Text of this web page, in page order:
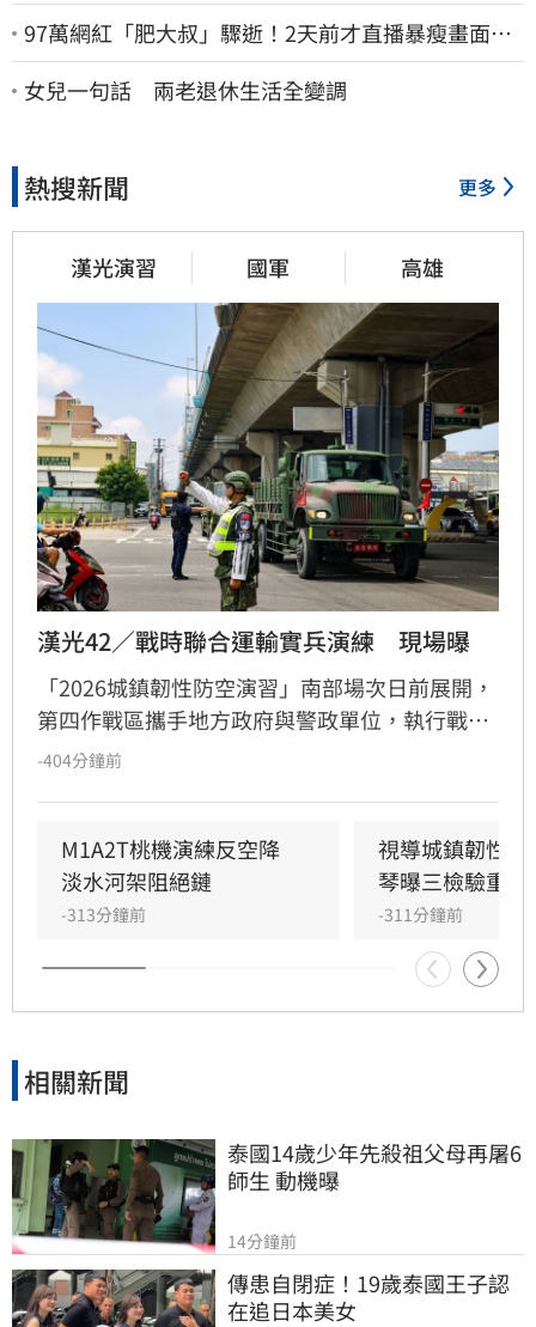
97萬網紅「肥大叔」驟逝！2天前才直播暴瘦畫面
曝 網淚崩：一路好走
女兒一句話 兩老退休生活全變調
熱搜新聞 更多
漢光演習 國軍 高雄
漢光42／戰時聯合運輸實兵演練　現場曝
「2026城鎮韌性防空演習」南部場次日前展開，
第四作戰區攜手地方政府與警政單位，執行戰時
聯合運輸交通運行管制實兵演練。針對戰時物資
應變作業中心協調機制，有效引導車隊突破瓶
頸。此次演習強調跨部門橫向聯繫、資訊共享及
緊急應變能力，藉由實戰化訓練整合軍事運輸與
地方交通資源，精進戰時運補效能，厚植整體城
鎮防衛韌性，確保關鍵軍需物資能即時送達指定
地點，展現軍民協力強化國家安全防護的決心與
-404分鐘前
M1A2T桃機演練反空降
淡水河架阻絕鏈
-313分鐘前
視導城鎮韌性
琴曝三檢驗重點
-311分鐘前
相關新聞
泰國14歲少年先殺祖父母再屠6
師生 動機曝
14分鐘前
傳患自閉症！19歲泰國王子認
在追日本美女